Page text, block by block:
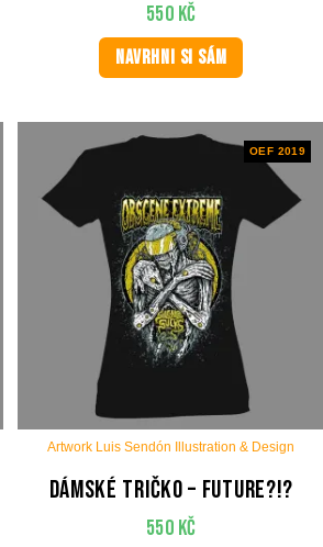
550 Kč
NAVRHNI SI SÁM
OEF 2019
Artwork Luis Sendón Illustration & Design
Dámské tričko – Future?!?
550 Kč